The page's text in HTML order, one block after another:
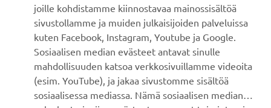
ASIAKASTUKI
UUTISKIRJE
Ole ensimmäinen, joka kuulee uusimmista tarjouksista,
erikoistapahtumista, uusista julkaisuista ja paljon muuta...
joille kohdistamme kiinnostavaa mainossisältöä
sivustollamme ja muiden julkaisijoiden palveluissa
kuten Facebook, Instagram, Youtube ja Google.
Sosiaalisen median evästeet antavat sinulle
mahdollisuuden katsoa verkkosivuillamme videoita
(esim. YouTube), ja jakaa sivustomme sisältöä
sosiaalisessa mediassa. Nämä sosiaalisen median